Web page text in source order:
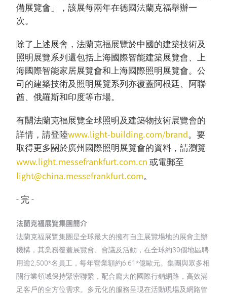
備展覽會」，該展每兩年在德國法蘭克福舉辦一
次。
除了上述展會，法蘭克福展覽於中國的建築技術及
照明展覽系列還包括上海國際智能建築展覽會、上
海國際智能家居展覽會和上海國際照明展覽會。公
司的建築技術及照明展覽系列亦覆蓋阿根廷、阿聯
酋、俄羅斯和印度等市場。
有關法蘭克福展覽全球照明及建築物技術展覽會的
詳情，請登陸www.light-building.com/brand。要
取得更多關於廣州國際照明展覽會的資料，請瀏覽
www.light.messefrankfurt.com.cn 或電郵至
light@china.messefrankfurt.com。
- 完 -
法蘭克福展覽集團簡介
法蘭克福展覽集團是全球最大的擁有自主展覽場地的展會主辦
機構，其業務覆蓋展覽會、會議及活動，在全球約30個地區聘
用逾2,500*名員工，每年營業額約6.61*億歐元。集團與眾多相
關行業領域保持緊密聯繫，配合龐大的國際行銷網路，高效滿
足客戶的全方位需求。多元化的服務呈現在活動現場及網路管